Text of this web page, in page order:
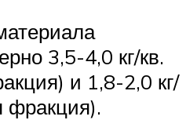
3,5-4,0 кг/кв.
и 1,8-2,0 кг/
фракция).